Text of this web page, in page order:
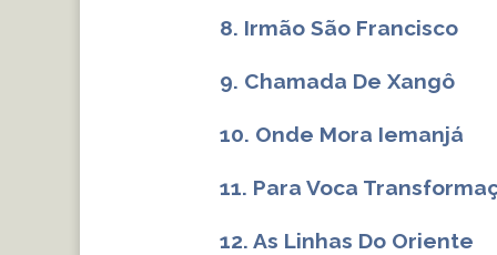
8. Irmão São Francisco
9. Chamada De Xangô
10. Onde Mora Iemanjá
11. Para Voca
12. As Linhas Do Oriente